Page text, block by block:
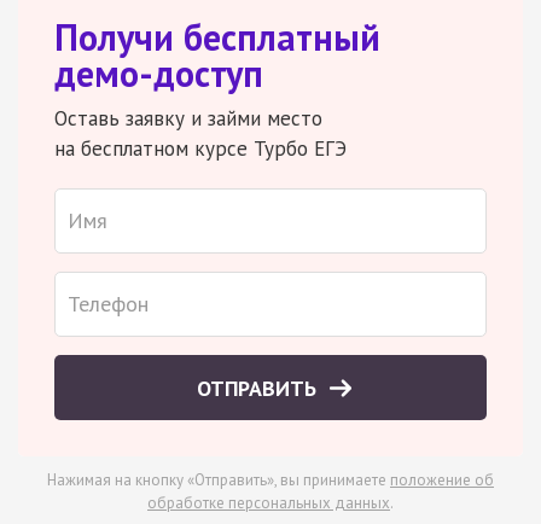
Получи бесплатный
демо-доступ
Оставь заявку и займи место
на бесплатном курсе Турбо ЕГЭ
ОТПРАВИТЬ
Нажимая на кнопку «Отправить», вы принимаете положение об
обработке персональных данных.